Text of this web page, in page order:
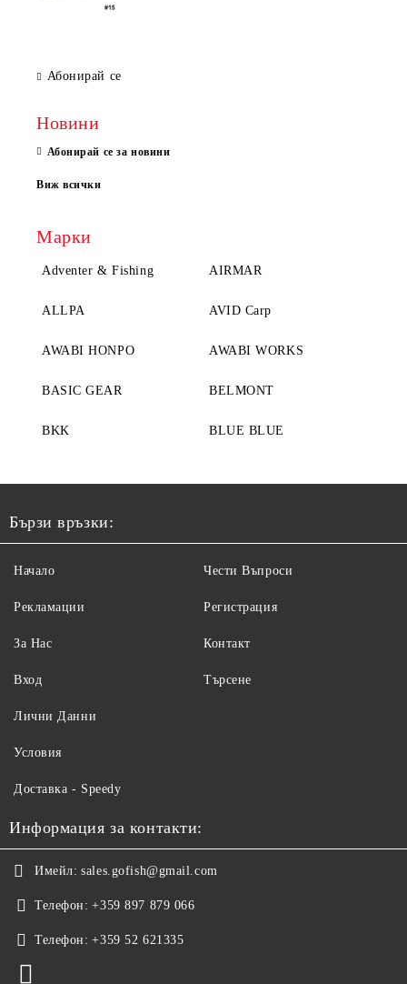
Абонирай се
Новини
Абонирай се за новини
Виж всички
Марки
Adventer & Fishing AIRMAR
ALLPA AVID Carp
AWABI HONPO AWABI WORKS
BASIC GEAR BELMONT
BKK BLUE BLUE
Бързи връзки:
Начало
Рекламации
За Нас
Вход
Чести Въпроси
Регистрация
Контакт
Търсене
Лични Данни
Условия
Доставка - Speedy
Информация за контакти:
Имейл: sales.gofish@gmail.com
Телефон: +359 897 879 066
Телефон: +359 52 621335